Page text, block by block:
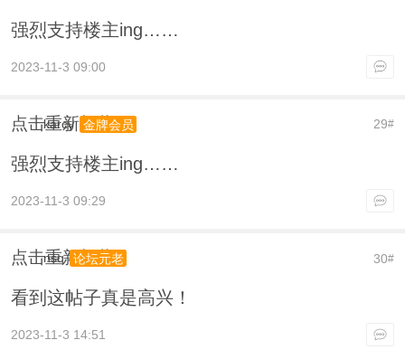
强烈支持楼主ing……
2023-11-3 09:00
点击重新加载 29#
karcy 金牌会员
强烈支持楼主ing……
2023-11-3 09:29
点击重新加载 30#
nsq 论坛元老
看到这帖子真是高兴！
2023-11-3 14:51